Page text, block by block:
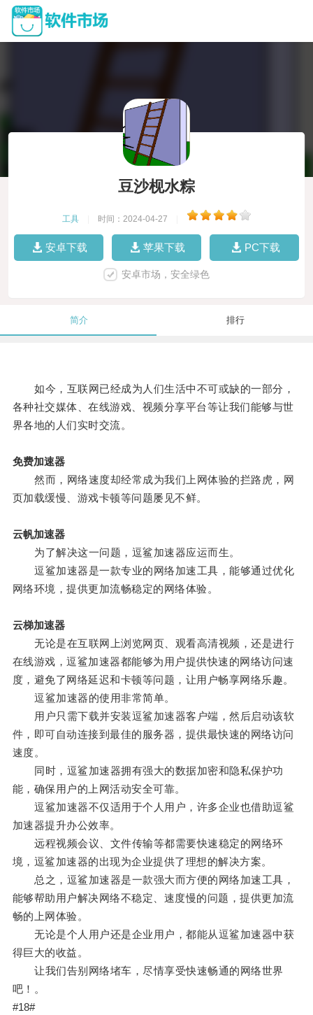
豆沙枧水粽
工具 时间：2024-04-27
安卓下载 苹果下载 PC下载
安卓市场，安全绿色
简介 排行
如今，互联网已经成为人们生活中不可或缺的一部分，
各种社交媒体、在线游戏、视频分享平台等让我们能够与世
界各地的人们实时交流。
免费加速器
然而，网络速度却经常成为我们上网体验的拦路虎，网
页加载缓慢、游戏卡顿等问题屡见不鲜。
云帆加速器
为了解决这一问题，逗鲨加速器应运而生。
逗鲨加速器是一款专业的网络加速工具，能够通过优化
网络环境，提供更加流畅稳定的网络体验。
云梯加速器
无论是在互联网上浏览网页、观看高清视频，还是进行
在线游戏，逗鲨加速器都能够为用户提供快速的网络访问速
度，避免了网络延迟和卡顿等问题，让用户畅享网络乐趣。
逗鲨加速器的使用非常简单。
用户只需下载并安装逗鲨加速器客户端，然后启动该软
件，即可自动连接到最佳的服务器，提供最快速的网络访问
速度。
同时，逗鲨加速器拥有强大的数据加密和隐私保护功
能，确保用户的上网活动安全可靠。
逗鲨加速器不仅适用于个人用户，许多企业也借助逗鲨
加速器提升办公效率。
远程视频会议、文件传输等都需要快速稳定的网络环
境，逗鲨加速器的出现为企业提供了理想的解决方案。
总之，逗鲨加速器是一款强大而方便的网络加速工具，
能够帮助用户解决网络不稳定、速度慢的问题，提供更加流
畅的上网体验。
无论是个人用户还是企业用户，都能从逗鲨加速器中获
得巨大的收益。
让我们告别网络堵车，尽情享受快速畅通的网络世界
吧！。
#18#